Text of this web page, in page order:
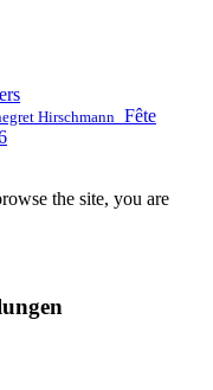
Hirschmann Fête
the site, you are